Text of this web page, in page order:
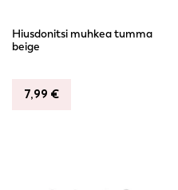
Hiusdonitsi muhkea tumma
beige
7,99 €